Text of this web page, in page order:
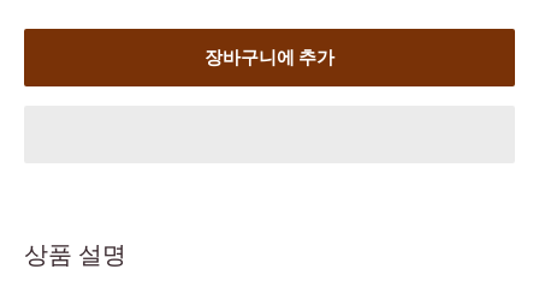
가
장바구니에 추가
상품 설명